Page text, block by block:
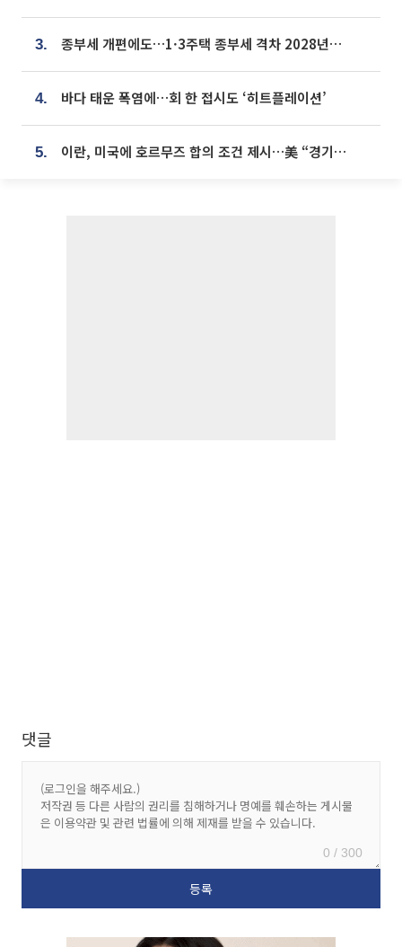
3. 종부세 개편에도…1·3주택 종부세 격차 2028년부터 확대
4. 바다 태운 폭염에…회 한 접시도 ‘히트플레이션’
5. 이란, 미국에 호르무즈 합의 조건 제시…美 “경기 아직 안 끝나” [종합]
댓글
0 / 300